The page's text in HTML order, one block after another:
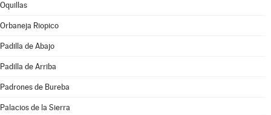
Oquillas
Orbaneja Riopico
Padilla de Abajo
Padilla de Arriba
Padrones de Bureba
Palacios de la Sierra